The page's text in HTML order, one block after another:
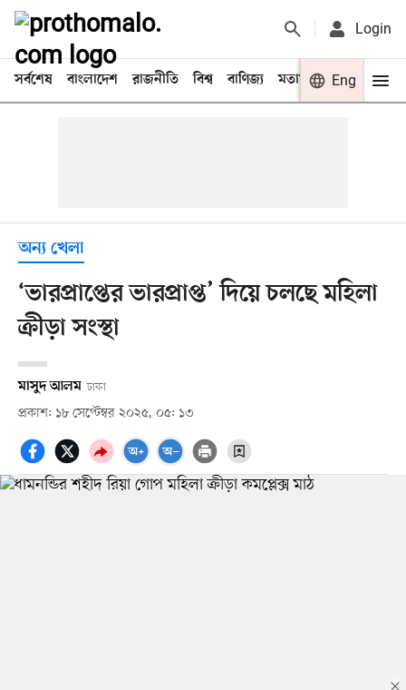
Login
সর্বশেষ বাংলাদেশ রাজনীতি বিশ্ব বাণিজ্য মতামত খেলা
Eng
অন্য খেলা
‘ভারপ্রাপ্তের ভারপ্রাপ্ত’ দিয়ে চলছে মহিলা
ক্রীড়া সংস্থা
মাসুদ আলম ঢাকা
প্রকাশ: ১৮ সেপ্টেম্বর ২০২৫, ০৫: ১৩